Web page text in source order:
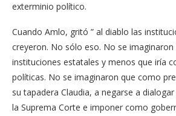
exterminio político.
Cuando Amlo, gritó ” al diablo las
creyeron. No sólo eso. No se
instituciones estatales y menos que iría
políticas. No se imaginaron que como
su tapadera Claudia, a negarse a
la Suprema Corte e imponer como